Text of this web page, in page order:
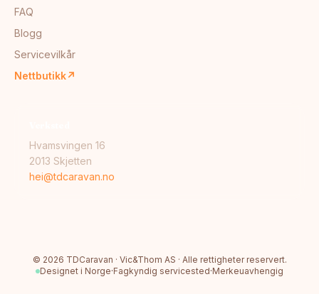
FAQ
Blogg
Servicevilkår
Nettbutikk↗
Hvamsvingen 16
2013 Skjetten
hei@tdcaravan.no
© 2026 TDCaravan · Vic&Thom AS · Alle rettigheter reservert.
Designet i Norge·Fagkyndig servicested·Merkeuavhengig